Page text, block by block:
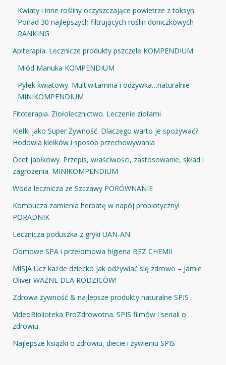
Kwiaty i inne rośliny oczyszczające powietrze z toksyn.
Ponad 30 najlepszych filtrujących roślin doniczkowych
RANKING
Apiterapia. Lecznicze produkty pszczele KOMPENDIUM
Miód Manuka KOMPENDIUM
Pyłek kwiatowy. Multiwitamina i odżywka…naturalnie
MINIKOMPENDIUM
Fitoterapia. Ziołolecznictwo. Leczenie ziołami
Kiełki jako Super Żywność. Dlaczego warto je spożywać?
Hodowla kiełków i sposób przechowywania
Ocet jabłkowy. Przepis, właściwości, zastosowanie, skład i
zagrożenia. MINIKOMPENDIUM
Woda lecznicza ze Szczawy PORÓWNANIE
Kombucza zamienia herbatę w napój probiotyczny!
PORADNIK
Lecznicza poduszka z gryki UAN-AN
Domowe SPA i przełomowa higiena BEZ CHEMII
MISJA Ucz każde dziecko jak odżywiać się zdrowo – Jamie
Oliver WAŻNE DLA RODZICÓW!
Zdrowa żywność & najlepsze produkty naturalne SPIS
VideoBiblioteka ProZdrowotna. SPIS filmów i seriali o
zdrowiu
Najlepsze książki o zdrowiu, diecie i żywieniu SPIS